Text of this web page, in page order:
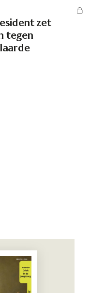
zet
tegen